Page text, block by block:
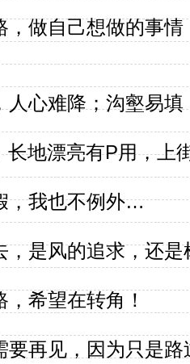
，做自己想做的事
人心难降；沟壑易
长地漂亮有P用，上
，我也不例外…
，是风的追求，还
希望在转角！
要再见，因为只是